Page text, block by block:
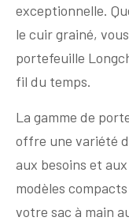
exceptionnelle.
le cuir grainé,
portefeuille
fil du temps.
La gamme de
offre une variété
aux besoins et
modèles
votre sac à main